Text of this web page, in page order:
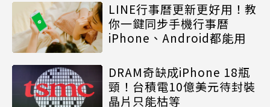
LINE行事曆更新更好用！教
你一鍵同步手機行事曆
iPhone、Android都能用
DRAM奇缺成iPhone 18瓶
頸！台積電10億美元待封裝
晶片只能枯等